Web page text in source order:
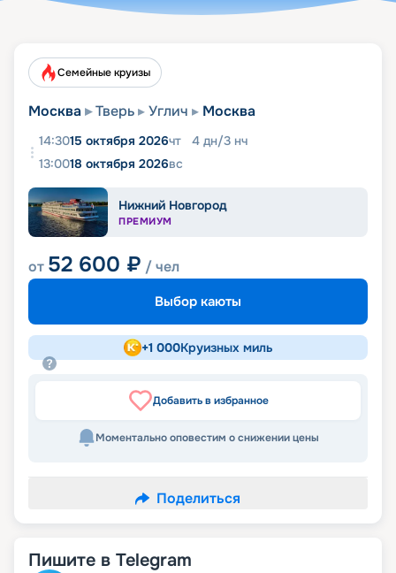
Семейные круизы
Москва Тверь Углич Москва
14:3015 октября 2026чт 4 дн/3 нч
13:0018 октября 2026вс
Нижний Новгород
ПРЕМИУМ
от 52 600 ₽ / чел
Выбор каюты
+1 000Круизных миль
Добавить в избранное
Моментально оповестим о снижении цены
Поделиться
Пишите в Telegram